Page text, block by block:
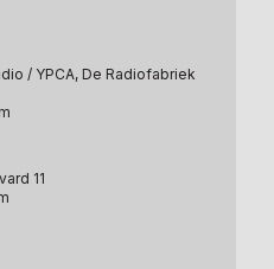
/ YPCA, De Radiofabriek
11